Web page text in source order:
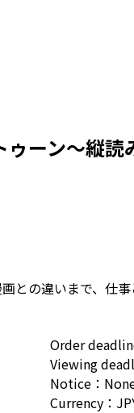
ゥーン〜縦
との違いまで、仕
Order
Viewing
Notice：
Currency：